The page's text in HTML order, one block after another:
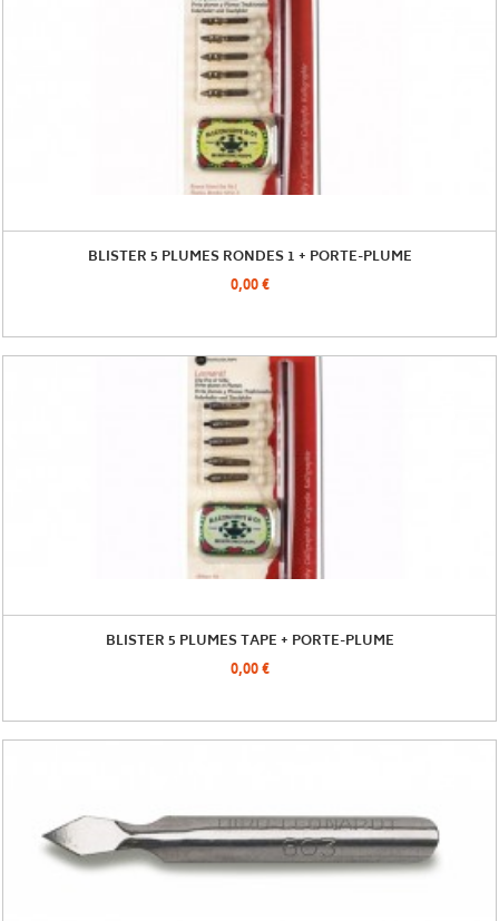
BLISTER 5 PLUMES RONDES 1 + PORTE-PLUME
0,00 €
BLISTER 5 PLUMES TAPE + PORTE-PLUME
0,00 €